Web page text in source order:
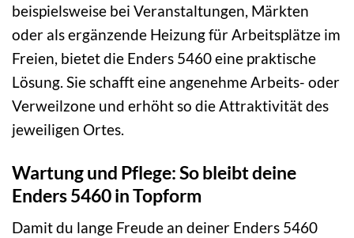
beispielsweise bei Veranstaltungen, Märkten
oder als ergänzende Heizung für Arbeitsplätze im
Freien, bietet die Enders 5460 eine praktische
Lösung. Sie schafft eine angenehme Arbeits- oder
Verweilzone und erhöht so die Attraktivität des
jeweiligen Ortes.
Wartung und Pflege: So bleibt deine
Enders 5460 in Topform
Damit du lange Freude an deiner Enders 5460